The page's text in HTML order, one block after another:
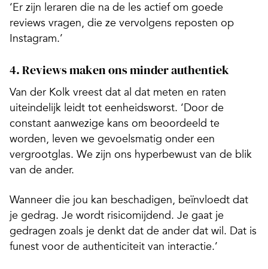
‘Er zijn leraren die na de les actief om goede
reviews vragen, die ze vervolgens reposten op
Instagram.’
4. Reviews maken ons minder authentiek
Van der Kolk vreest dat al dat meten en raten
uiteindelijk leidt tot eenheidsworst. ‘Door de
constant aanwezige kans om beoordeeld te
worden, leven we gevoelsmatig onder een
vergrootglas. We zijn ons hyperbewust van de blik
van de ander.
Wanneer die jou kan beschadigen, beïnvloedt dat
je gedrag. Je wordt risicomijdend. Je gaat je
gedragen zoals je denkt dat de ander dat wil. Dat is
funest voor de authenticiteit van interactie.’